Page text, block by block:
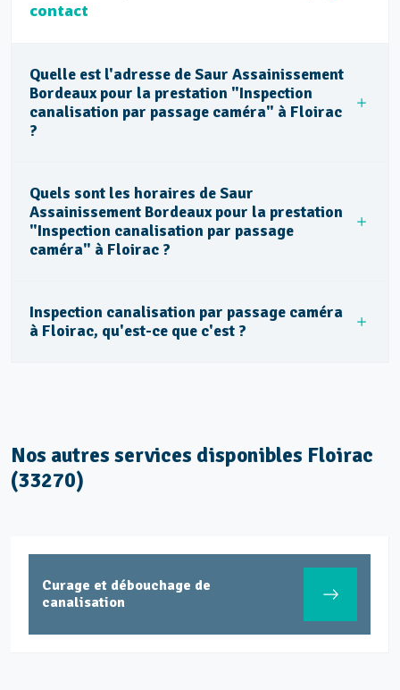
contact
Quelle est l'adresse de Saur Assainissement
Bordeaux pour la prestation "Inspection
canalisation par passage caméra" à Floirac
?
Quels sont les horaires de Saur
Assainissement Bordeaux pour la prestation
"Inspection canalisation par passage
caméra" à Floirac ?
Inspection canalisation par passage caméra
à Floirac, qu'est-ce que c'est ?
Nos autres services disponibles Floirac
(33270)
Curage et débouchage de
canalisation